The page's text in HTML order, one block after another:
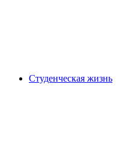
Студенческая жизнь